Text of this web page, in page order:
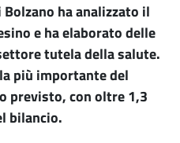
ha analizzato il
e ha elaborato delle
tutela della salute.
più importante del
previsto, con oltre 1,3
bilancio.